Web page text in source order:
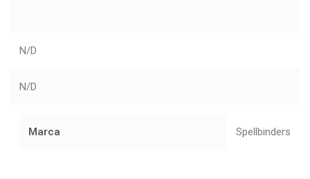
N/D
N/D
Marca Spellbinders